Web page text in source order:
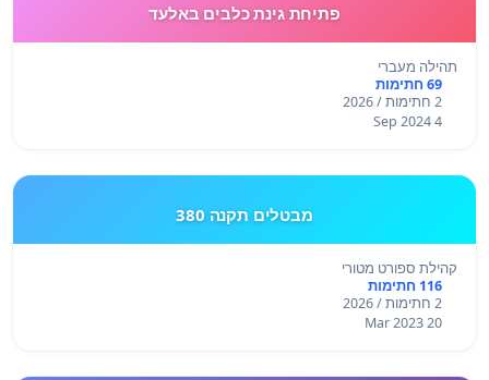
פתיחת גינת כלבים באלעד
תהילה מעברי
69 חתימות
2 חתימות / 2026
4 Sep 2024
מבטלים תקנה 380
קהילת ספורט מטורי
116 חתימות
2 חתימות / 2026
20 Mar 2023